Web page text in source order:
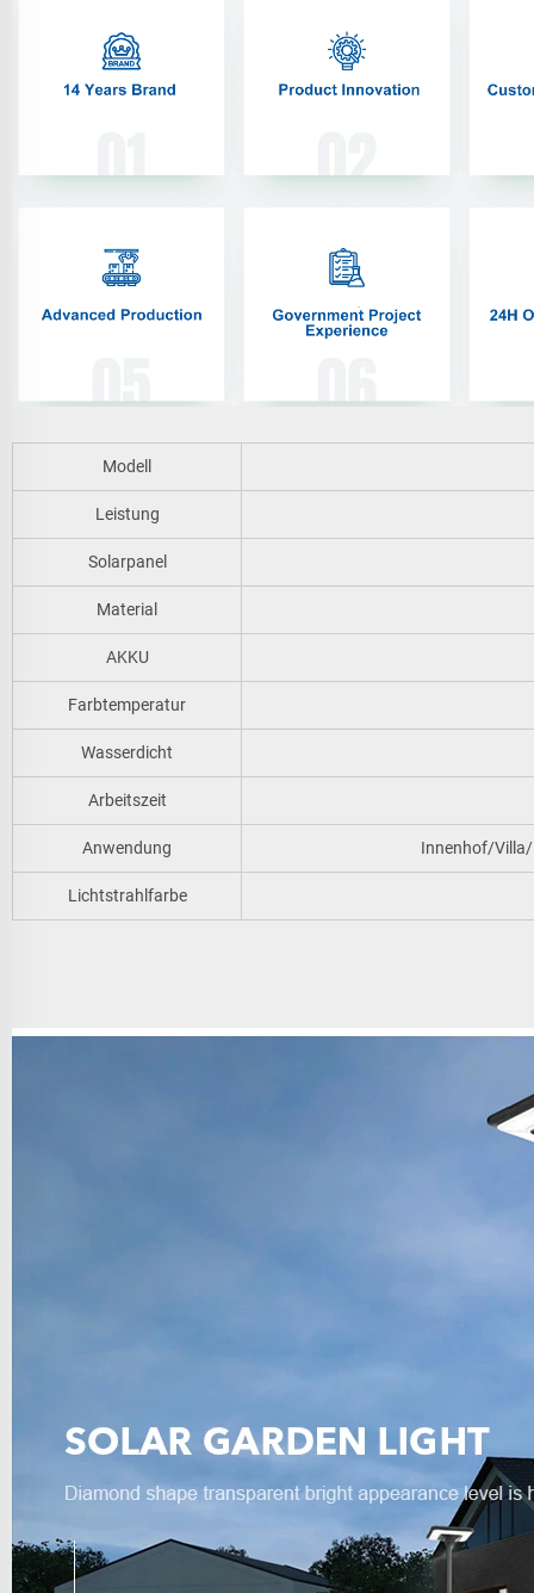
Modell
Leistung
Solarpanel
Material
AKKU
Farbtemperatur
Wasserdicht
Arbeitszeit
Anwendung Innenhof/
Lichtstrahlfarbe